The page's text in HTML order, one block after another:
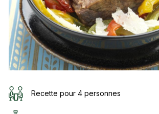
Recette pour 4 personnes